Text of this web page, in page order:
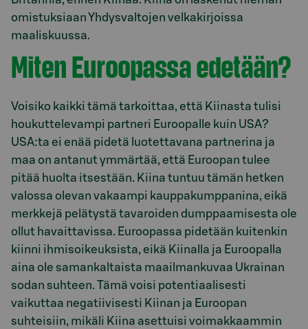
omistuksiaan Yhdysvaltojen velkakirjoissa
maaliskuussa.
Miten Euroopassa edetään?
Voisiko kaikki tämä tarkoittaa, että Kiinasta tulisi
houkuttelevampi partneri Euroopalle kuin USA?
USA:ta ei enää pidetä luotettavana partnerina ja
maa on antanut ymmärtää, että Euroopan tulee
pitää huolta itsestään. Kiina tuntuu tämän hetken
valossa olevan vakaampi kauppakumppanina, eikä
merkkejä pelätystä tavaroiden dumppaamisesta ole
ollut havaittavissa. Euroopassa pidetään kuitenkin
kiinni ihmisoikeuksista, eikä Kiinalla ja Euroopalla
aina ole samankaltaista maailmankuvaa Ukrainan
sodan suhteen. Tämä voisi potentiaalisesti
vaikuttaa negatiivisesti Kiinan ja Euroopan
suhteisiin, mikäli Kiina asettuisi voimakkaammin